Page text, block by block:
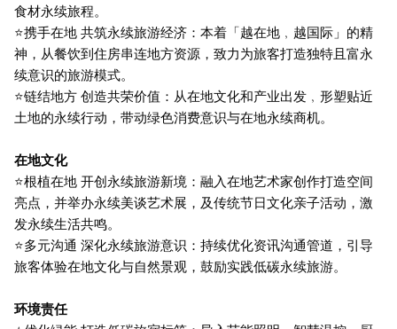
食材永续旅程。
⭐携手在地 共筑永续旅游经济：本着「越在地﹐越国际」的精
神，从餐饮到住房串连地方资源，致力为旅客打造独特且富永
续意识的旅游模式。
⭐链结地方 创造共荣价值：从在地文化和产业出发﹐形塑贴近
土地的永续行动，带动绿色消费意识与在地永续商机。
在地文化
⭐根植在地 开创永续旅游新境：融入在地艺术家创作打造空间
亮点，并举办永续美谈艺术展，及传统节日文化亲子活动，激
发永续生活共鸣。
⭐多元沟通 深化永续旅游意识：持续优化资讯沟通管道，引导
旅客体验在地文化与自然景观，鼓励实践低碳永续旅游。
环境责任